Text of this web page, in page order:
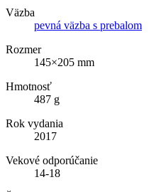
Väzba
pevná väzba s prebalom
Rozmer
145×205 mm
Hmotnosť
487 g
Rok vydania
2017
Vekové odporúčanie
14-18